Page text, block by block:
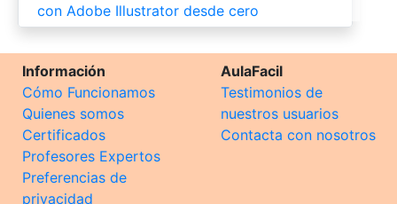
con Adobe Illustrator desde cero
Información
Cómo Funcionamos
Quienes somos
Certificados
Profesores Expertos
Preferencias de
privacidad
AulaFacil
Testimonios de
nuestros usuarios
Contacta con nosotros